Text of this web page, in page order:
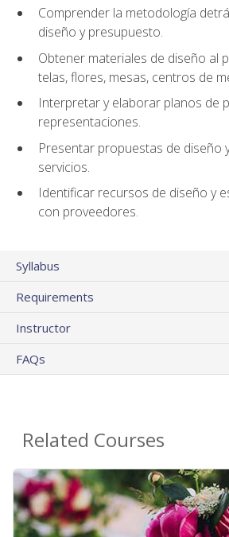
Comprender la metodología
diseño y presupuesto.
Obtener materiales de diseño al
telas, flores, mesas, centros de
Interpretar y elaborar planos de
representaciones.
Presentar propuestas de diseño
servicios.
Identificar recursos de diseño y
con proveedores.
Syllabus
Requirements
Instructor
FAQs
Related Courses